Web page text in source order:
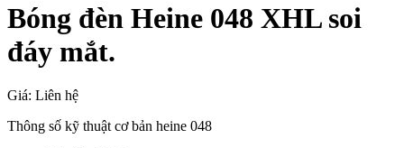
Bóng đèn Heine 048 XHL soi
đáy mắt.
Giá: Liên hệ
Thông số kỹ thuật cơ bản heine 048